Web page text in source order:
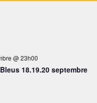
@ 23h00
18.19.20 septembre